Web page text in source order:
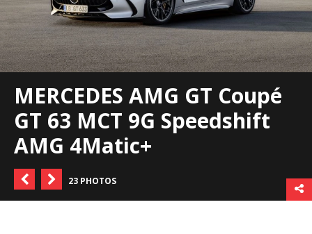
MERCEDES AMG GT Coupé
GT 63 MCT 9G Speedshift
AMG 4Matic+
23 PHOTOS